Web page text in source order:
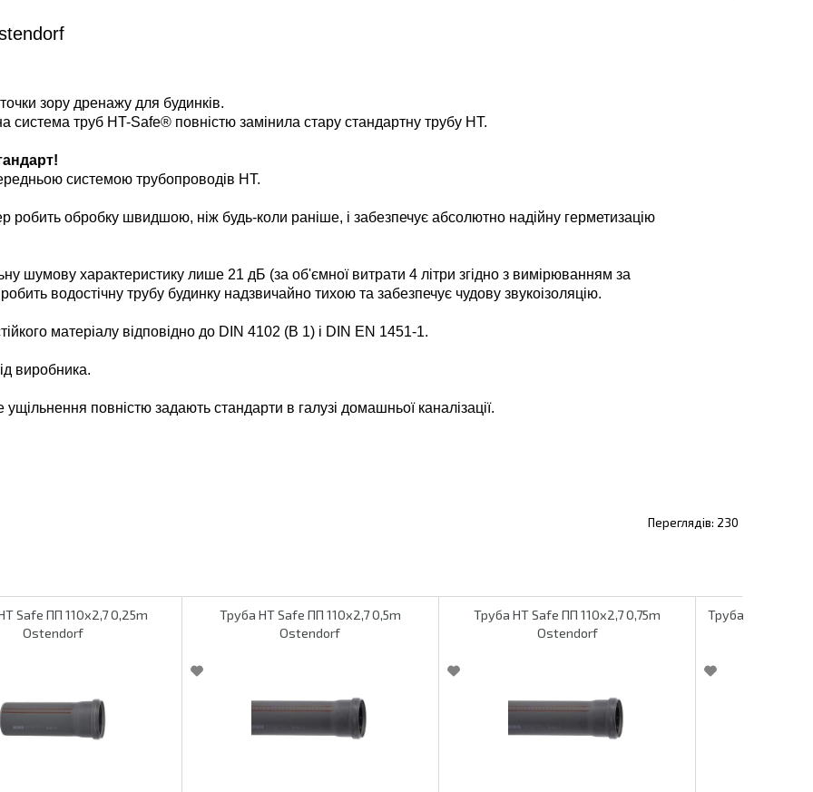
зору дренажу для будинків.
система труб HT-Safe® повністю замінила стару стандартну трубу HT.
системою трубопроводів HT.
обробку швидшою, ніж будь-коли раніше, і забезпечує абсолютно надійну герметизацію
шумову характеристику лише 21 дБ (за об'ємної витрати 4 літри згідно з вимірюванням за
водостічну трубу будинку надзвичайно тихою та забезпечує чудову звукоізоляцію.
матеріалу відповідно до DIN 4102 (B 1) і DIN EN 1451-1.
виробника.
повністю задають стандарти в галузі домашньої каналізації.
230
Safe ПП 110х2,7 0,25m
Ostendorf
Труба HT Safe ПП 110х2,7 0,5m
Ostendorf
Труба HT Safe ПП 110х2,7 0,75m
Ostendorf
Труба HT Safe